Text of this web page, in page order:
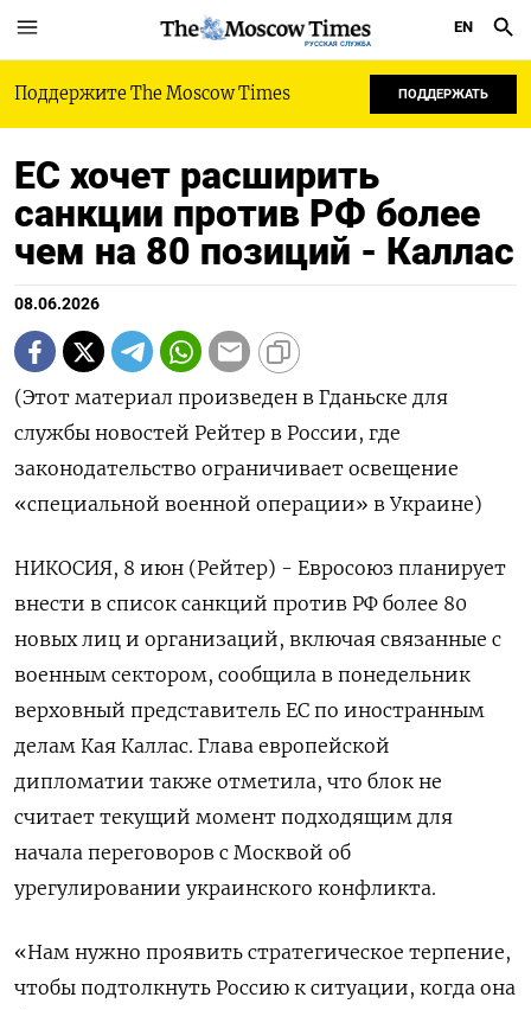
РУССКАЯ СЛУЖБА
EN
Поддержите The Moscow Times ПОДДЕРЖАТЬ
ЕС хочет расширить
санкции против РФ более
чем на 80 позиций - Каллас
08.06.2026
(Этот материал произведен в Гданьске для
службы новостей Рейтер в ‌России, где
законодательство ограничивает освещение
«специальной военной операции» в Украине)
НИКОСИЯ, ​8 ​июн (Рейтер) - Евросоюз ​планирует
внести ⁠в список санкций ‌против РФ более ‌80
новых лиц и организаций, ​включая связанные с
военным ‌сектором, сообщила в ​понедельник
верховный представитель ЕС по ‌иностранным
делам Кая Каллас. Глава европейской
дипломатии также отметила, ​что ​блок не
‌считает текущий момент подходящим для ​
начала переговоров с Москвой об
урегулировании украинского конфликта.
«Нам нужно проявить стратегическое терпение,
чтобы подтолкнуть Россию к ситуации, когда ​она